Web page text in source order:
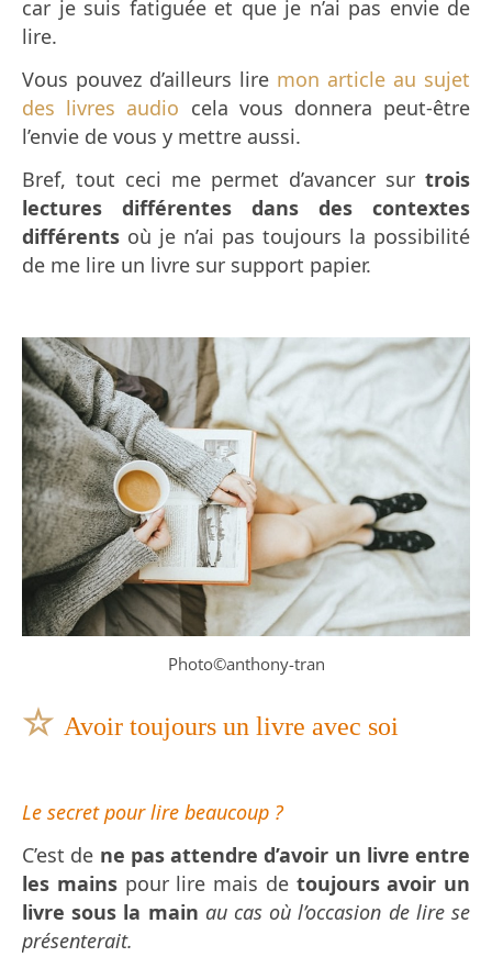
car je suis fatiguée et que je n’ai pas envie de
lire.
Vous pouvez d’ailleurs lire mon article au sujet
des livres audio cela vous donnera peut-être
l’envie de vous y mettre aussi.
Bref, tout ceci me permet d’avancer sur trois
lectures différentes dans des contextes
différents où je n’ai pas toujours la possibilité
de me lire un livre sur support papier.
Photo©anthony-tran
☆ Avoir toujours un livre avec soi
Le secret pour lire beaucoup ?
C’est de ne pas attendre d’avoir un livre entre
les mainspour lire mais de toujours avoir un
livre sous la main au cas où l’occasion de lire se
présenterait.